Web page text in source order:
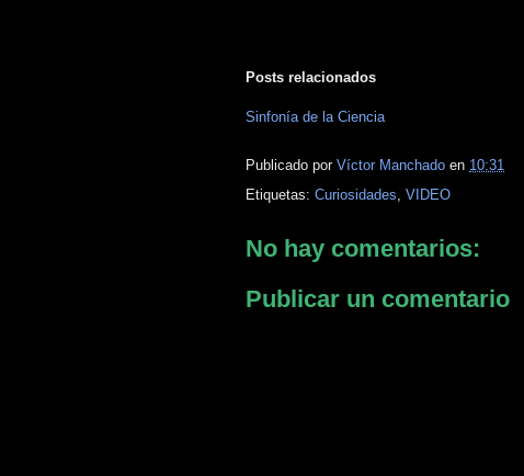
Posts relacionados
Sinfonía de la Ciencia
Publicado por Víctor Manchado en 10:31
Etiquetas: Curiosidades, VIDEO
No hay comentarios:
Publicar un comentario